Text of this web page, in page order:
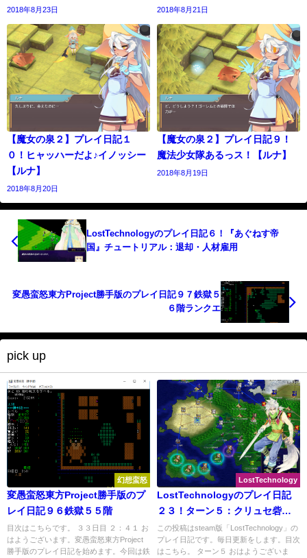
2018年8月23日 2018年8月21日
【魔女の泉２】プレイ日記１
０！ヒャッハーだよ♪イノッシー
【ルナ】
2018年8月20日
【魔女の泉２】プレイ日記９！
魔法少女隊あるっス！【ルナ】
2018年8月19日
LostTechnologyのプレイ日記６！『あぐねす帝
国』チュートリアル：退却・人材雇用
変愚蛮怒東方Project勝手版のプレイ日記９７鉄獄５
６階ランクエ
pick up
幻想蛮怒
変愚蛮怒東方Project勝手版のプ
レイ日記９６鉄獄５５階
目次はこちらです。 ３３日目 ２：４１ お
はようございます。変愚蛮怒東方Project
勝手版のプレイ日記を始めます。今回は鉄
LostTechnology
LostTechnologyのプレイ日記
２３！ターン５：クリュセ砦の
攻防戦
この投稿はsteam版「LostTechnology」の
プレイ日記です。毎日更新をします。目次
はこちら。 ターン５ おはようございま